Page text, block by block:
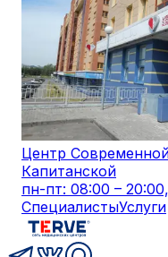
Центр
Капитанской
пн-пт: 08:00 –
СпециалистыУслуги